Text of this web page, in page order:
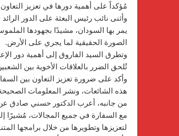
مُؤكداً على أهمية دورها في تعزيز
وأثنى نائب رئيس البعثة على الدور
يمر بها السودان، مشيدًا بجهودها
الصورة الحقيقية لما يجري على الأرض.
وتطرق السيد الفاروق إلى أهمية دور
تُلحق الضرر بالعلاقات الأخوية بين
وأكد على ضرورة تعزيز التعاون بين
هذه الشائعات، ونشر المعلومات
من جانبه، أعرب الدكتور حسني صادق عن
مع السفارة في جميع المجالات، مُشيرًا
لتعزيزها وتطويرها من خلال برامجها